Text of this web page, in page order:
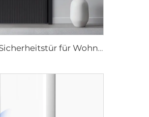
Luxus Aluminium Sicherheitstür für Wohngebäude Haupteingang M8